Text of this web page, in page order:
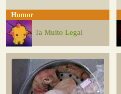
Humor
Ta Muito Legal